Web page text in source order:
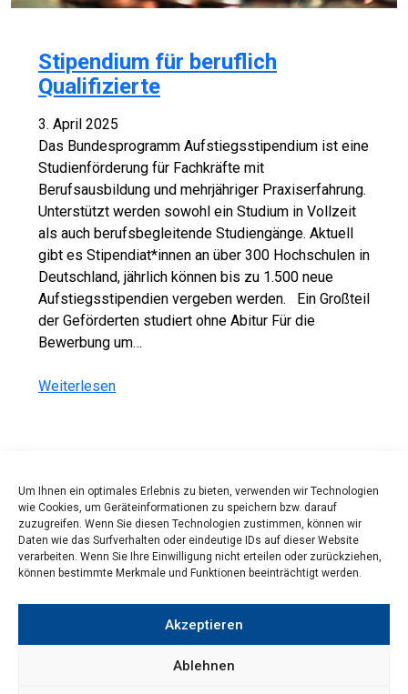
Um Ihnen ein optimales Erlebnis zu bieten, verwenden wir Technologien
wie Cookies, um Geräteinformationen zu speichern bzw. darauf
zuzugreifen. Wenn Sie diesen Technologien zustimmen, können wir
Daten wie das Surfverhalten oder eindeutige IDs auf dieser Website
verarbeiten. Wenn Sie Ihre Einwilligung nicht erteilen oder zurückziehen,
können bestimmte Merkmale und Funktionen beeinträchtigt werden.
Akzeptieren
Ablehnen
Stipendium für beruflich
Qualifizierte
3. April 2025
Das Bundesprogramm Aufstiegsstipendium ist eine
Studienförderung für Fachkräfte mit
Berufsausbildung und mehrjähriger Praxiserfahrung.
Unterstützt werden sowohl ein Studium in Vollzeit
als auch berufsbegleitende Studiengänge. Aktuell
gibt es Stipendiat*innen an über 300 Hochschulen in
Deutschland, jährlich können bis zu 1.500 neue
Aufstiegsstipendien vergeben werden. Ein Großteil
der Geförderten studiert ohne Abitur Für die
Bewerbung um…
Weiterlesen
Bild: Jacob Lund/Shutterstock.com
© 2026CHE Centrum für Hochschulentwicklung